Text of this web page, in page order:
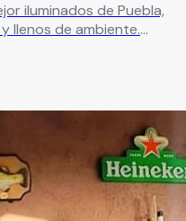
iluminados de Puebla,
llenos de ambiente.
profesional, limpieza,
disponible las 24